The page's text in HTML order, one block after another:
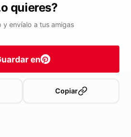
quieres?
y envíalo a tus amigas
en
Copiar